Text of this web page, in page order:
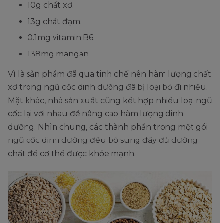
10g chất xơ.
13g chất đạm.
0.1mg vitamin B6.
138mg mangan.
Vì là sản phẩm đã qua tinh chế nên hàm lượng chất
xơ trong ngũ cốc dinh dưỡng đã bị loại bỏ đi nhiều.
Mặt khác, nhà sản xuất cũng kết hợp nhiều loại ngũ
cốc lại với nhau để nâng cao hàm lượng dinh
dưỡng. Nhìn chung, các thành phần trong một gói
ngũ cốc dinh dưỡng đều bổ sung đầy đủ dưỡng
chất để cơ thể được khỏe mạnh.